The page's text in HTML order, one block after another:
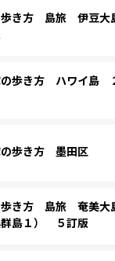
き方 島旅 伊豆大
歩き方 ハワイ島
歩き方 墨田区
歩き方 島旅 奄美
群島１） ５訂版